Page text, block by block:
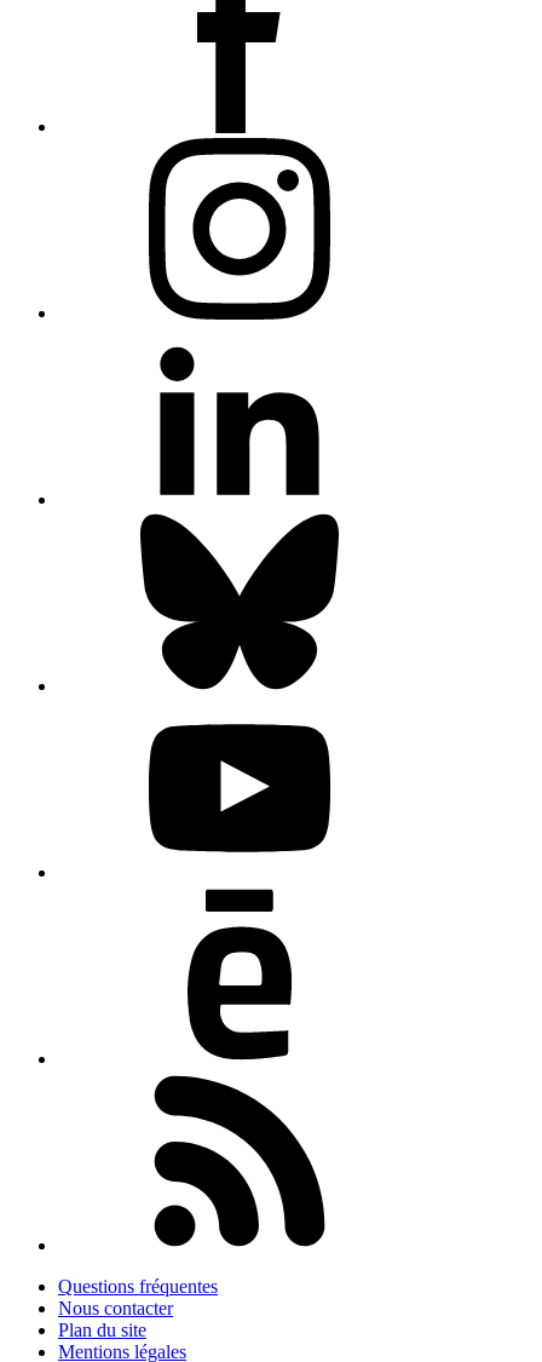
Questions fréquentes
Nous contacter
Plan du site
Mentions légales